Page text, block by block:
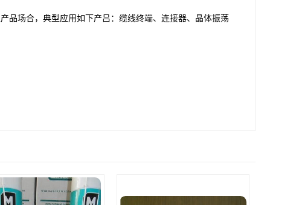
品场合，典型应用如下产吕：缆线终端、连接器、晶体振荡